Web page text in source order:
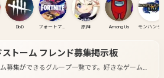
DbD フォートナイト 原神 Among Us
ストーム フレンド募集掲示板
募集ができるグループ一覧です。 好きなゲームの